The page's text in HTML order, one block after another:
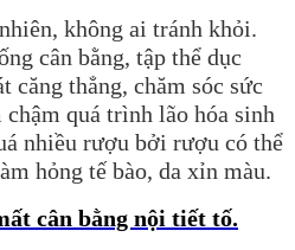
không ai tránh khỏi.
cân bằng, tập thể dục
căng thẳng, chăm sóc sức
quá trình lão hóa sinh
nhiều rượu bởi rượu có thể
hỏng tế bào, da xỉn màu.
cân bằng nội tiết tố.